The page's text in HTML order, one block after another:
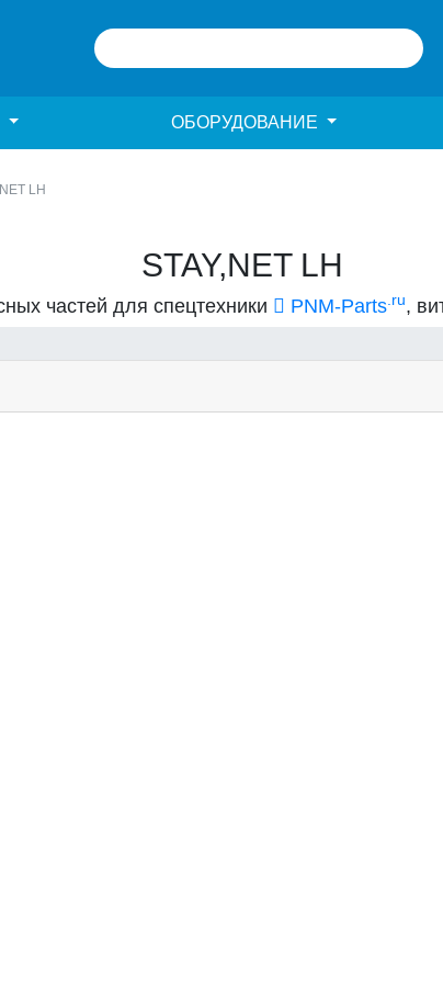
ОБОРУДОВАНИЕ
LH
STAY,NET LH
частей для спецтехники PNM-Parts.ru,